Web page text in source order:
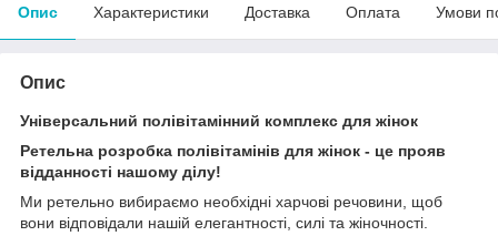
Опис Характеристики Доставка Оплата Умови
Опис
Універсальний полівітамінний комплекс для жінок
Ретельна розробка полівітамінів для жінок - це прояв
відданності нашому ділу!
Ми ретельно вибираємо необхідні харчові речовини, щоб
вони відповідали нашій елегантності, силі та жіночності.